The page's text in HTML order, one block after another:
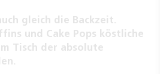
gleich die Backzeit.
und Cake Pops köstliche
Tisch der absolute